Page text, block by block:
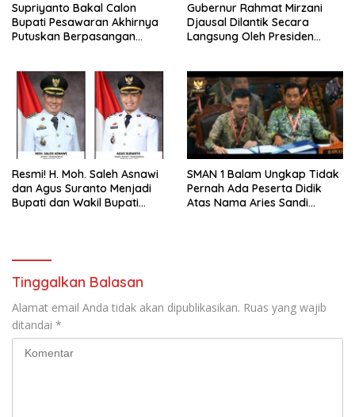
Supriyanto Bakal Calon
Bupati Pesawaran Akhirnya
Putuskan Berpasangan
Gubernur Rahmat Mirzani
Djausal Dilantik Secara
Langsung Oleh Presiden
Resmi! H. Moh. Saleh Asnawi
dan Agus Suranto Menjadi
Bupati dan Wakil Bupati
SMAN 1 Balam Ungkap Tidak
Pernah Ada Peserta Didik
Atas Nama Aries Sandi
Tinggalkan Balasan
Alamat email Anda tidak akan dipublikasikan. Ruas yang wajib
ditandai *